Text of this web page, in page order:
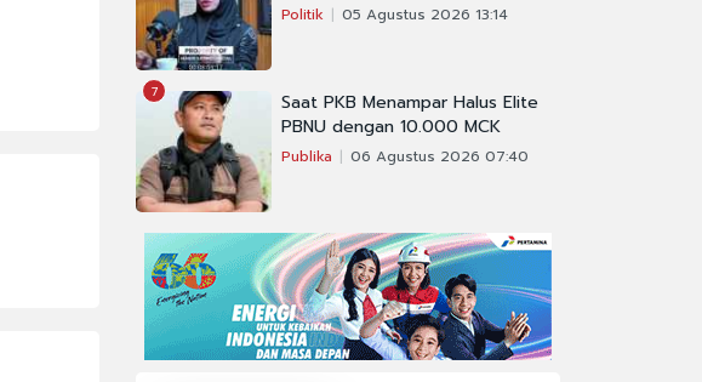
Politik 05 Agustus 2026 13:14
7
Saat PKB Menampar Halus Elite
PBNU dengan 10.000 MCK
Publika 06 Agustus 2026 07:40